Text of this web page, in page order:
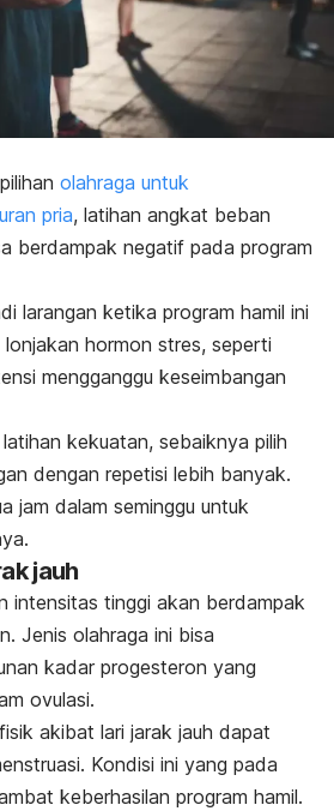
olahraga untuk
pria, latihan angkat beban
berdampak negatif pada program
larangan ketika program hamil ini
hormon stres, seperti
mengganggu keseimbangan
kekuatan, sebaiknya pilih
dengan repetisi lebih banyak.
jam dalam seminggu untuk
jauh
intensitas tinggi akan berdampak
Jenis olahraga ini bisa
kadar progesteron yang
ovulasi.
akibat lari jarak jauh dapat
Kondisi ini yang pada
keberhasilan program hamil.